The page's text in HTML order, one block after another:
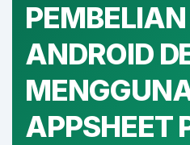
ANDROID
APPSHEET